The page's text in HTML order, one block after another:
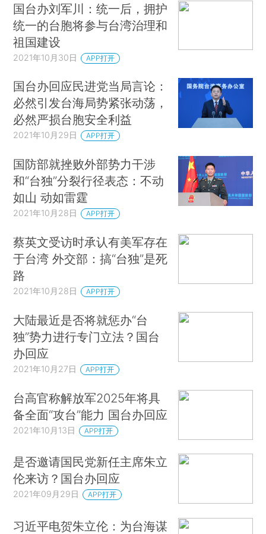
国台办刘军川：统一后，拥护
统一的台胞将参与台湾治理和
祖国建设
2021年10月30日 APP打开
国台办回应民进党当局言论：
必然引发台海局势紧张动荡，
必然严损台胞安全利益
2021年10月29日 APP打开
国防部就挫败外部势力干涉
和“台独”分裂行径表态：不动
如山 动如雷霆
2021年10月28日 APP打开
蔡英文受访时承认有美军存在
于台湾 外交部：搞“台独”是死
路
2021年10月28日 APP打开
大陆最近是否将就惩办“台
独”势力进行专门立法？国台
办回应
2021年10月27日 APP打开
台高官称解放军2025年将具
备全面“攻台”能力 国台办回应
2021年10月13日 APP打开
是否邀请国民党新任主席朱立
伦来访？国台办回应
2021年09月29日 APP打开
习近平电贺朱立伦：为台海谋